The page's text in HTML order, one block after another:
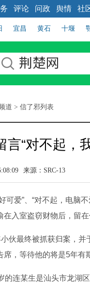
评论 问政 舆情 社
宜昌 黄石 十堰
道 > 信了邪列表
言“对不起，
来源： SRC-13
爱”、“对不起，电脑
入室盗窃财物后，留在
最终被抓获归案，并
，等待他的将是5年有
连某生是汕头市龙湖区